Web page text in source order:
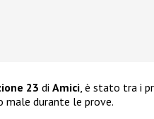
23 di Amici, è stato tra i
durante le prove.